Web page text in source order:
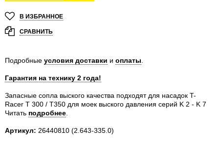
В ИЗБРАННОЕ
СРАВНИТЬ
Подробные условия доставки и оплаты
Гарантия на технику 2 года!
Запасные сопла выского качества подходят для насадок T-
Racer T 300 / T350 для моек выского давления серий K 2 - K 7
Читать подробнее
Артикул: 26440810 (2.643-335.0)